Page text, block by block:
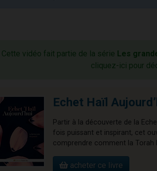
Cette vidéo fait partie de la série Les
cliquez-ici pour
Echet Haïl
Partir à la découverte de la
fois puissant et inspirant, cet
comprendre comment la Torah
acheter ce livre